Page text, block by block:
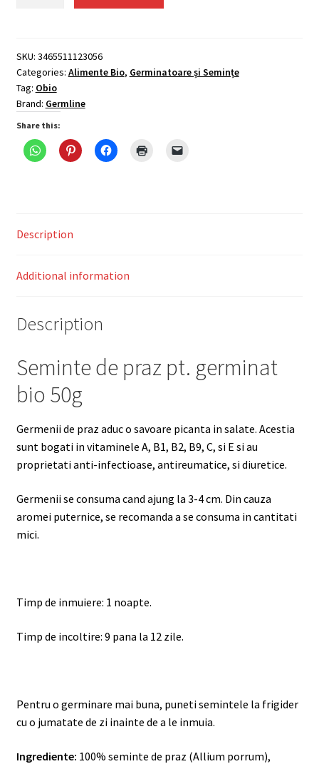
bio
50g
Germline
quantity
SKU: 3465511123056
Categories: Alimente Bio, Germinatoare și Semințe
Tag: Obio
Brand: Germline
Share this:
Description
Additional information
Description
Seminte de praz pt. germinat
bio 50g
Germenii de praz aduc o savoare picanta in salate. Acestia
sunt bogati in vitaminele A, B1, B2, B9, C, si E si au
proprietati anti-infectioase, antireumatice, si diuretice.
Germenii se consuma cand ajung la 3-4 cm. Din cauza
aromei puternice, se recomanda a se consuma in cantitati
mici.
Timp de inmuiere: 1 noapte.
Timp de incoltire: 9 pana la 12 zile.
Pentru o germinare mai buna, puneti semintele la frigider
cu o jumatate de zi inainte de a le inmuia.
Ingrediente: 100% seminte de praz (Allium porrum),